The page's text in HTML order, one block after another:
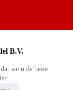
we u de beste
B.V.